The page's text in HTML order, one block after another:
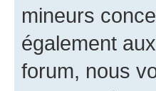
mineurs
également
forum, nous